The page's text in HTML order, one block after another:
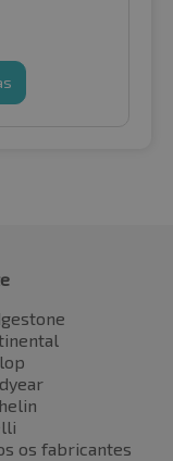
os fabricantes